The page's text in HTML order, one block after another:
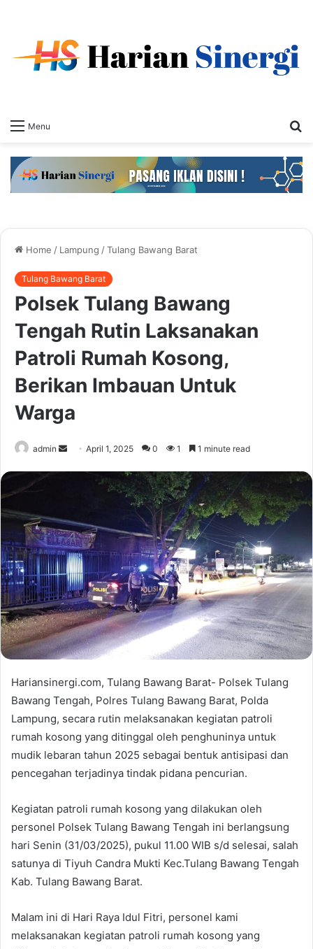
Menu
Home / Lampung /Tulang Bawang Barat
Tulang Bawang Barat
Polsek Tulang Bawang
Tengah Rutin Laksanakan
Patroli Rumah Kosong,
Berikan Imbauan Untuk
Warga
admin
SendApril 1, 2025 0 1 1 minute read
Hariansinergi.com, Tulang Bawang Barat- Polsek Tulang
Bawang Tengah, Polres Tulang Bawang Barat, Polda
Lampung, secara rutin melaksanakan kegiatan patroli
rumah kosong yang ditinggal oleh penghuninya untuk
mudik lebaran tahun 2025 sebagai bentuk antisipasi dan
pencegahan terjadinya tindak pidana pencurian.
Kegiatan patroli rumah kosong yang dilakukan oleh
personel Polsek Tulang Bawang Tengah ini berlangsung
hari Senin (31/03/2025), pukul 11.00 WIB s/d selesai, salah
satunya di Tiyuh Candra Mukti Kec.Tulang Bawang Tengah
Kab. Tulang Bawang Barat.
Malam ini di Hari Raya Idul Fitri, personel kami
melaksanakan kegiatan patroli rumah kosong yang